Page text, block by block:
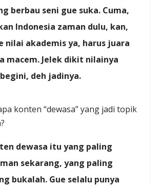
berbau seni gue suka. Cuma,
Indonesia zaman dulu, kan,
nilai akademis ya, harus juara
macem. Jelek dikit nilainya
deh jadinya.
konten “dewasa” yang jadi topik
dewasa itu yang paling
sekarang, yang paling
bukalah. Gue selalu punya